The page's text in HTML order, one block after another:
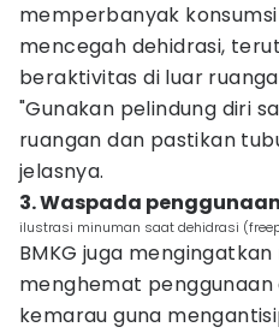
memperbanyak
mencegah dehidrasi,
beraktivitas di luar
"Gunakan pelindung diri
ruangan dan pastikan
jelasnya.
3. Waspada
ilustrasi minuman saat dehidrasi
BMKG juga
menghemat penggunaan
kemarau guna